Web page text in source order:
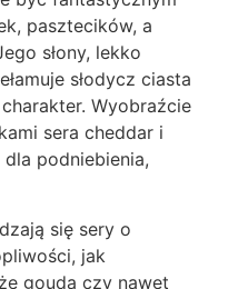
pasztecików, a
słony, lekko
słodycz ciasta
Wyobraźcie
sera cheddar i
podniebienia,
się sery o
jak
gouda czy nawet